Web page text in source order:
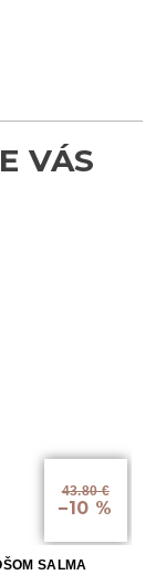
43.80 €
–10 %
SALMA